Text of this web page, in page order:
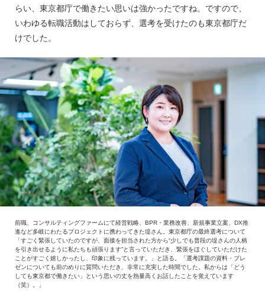
らい、東京都庁で働きたい思いは強かったですね。ですので、
いわゆる転職活動はしておらず、選考を受けたのも東京都庁だ
けでした。
前職、コンサルティングファームにて経営戦略、BPR・業務改善、新規事業立案、DX推
進など多岐にわたるプロジェクトに携わってきた堤さん。東京都庁の最終選考について
「すごく緊張していたのですが、面接を担当された方から“少しでも普段の堤さんの人柄
を引き出せるように私たちも頑張ります”と言っていただき、緊張をほぐしていただけた
ことがすごく嬉しかったし、印象に残っています。」と語る。「選考課題の資料・プレ
ゼンについても前のめりに質問いただき、非常に充実した時間でした。私からは「どう
しても東京都で働きたい」という思いの丈を熱量高くお話したことを覚えています
（笑）。」